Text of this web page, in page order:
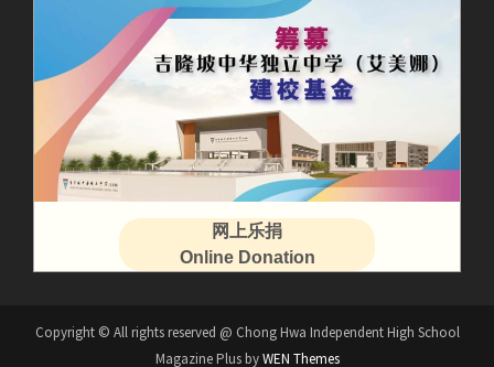
网上乐捐
Online Donation
Copyright © All rights reserved @ Chong Hwa Independent High School
Magazine Plus byWEN Themes